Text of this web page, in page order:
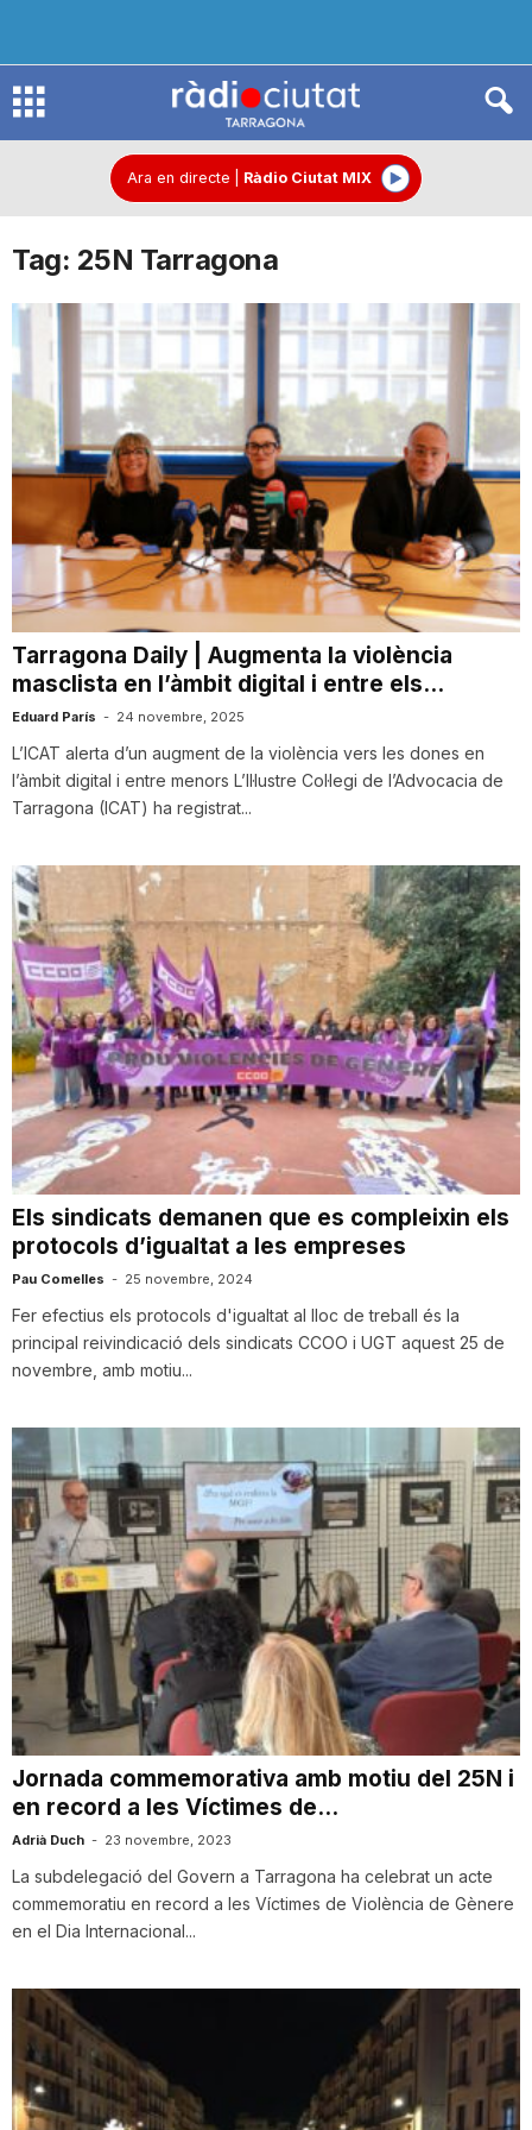
R
d
o
C
u
t
a
t
d
e
T
a
r
r
g
o
n
Ara en directe Ràdio Ciutat MIX
Tag: 25N Tarragona
Tarragona Daily | Augmenta la violència
masclista en l’àmbit digital i entre els...
Eduard París - 24 novembre, 2025
L’ICAT alerta d’un augment de la violència vers les dones en
l’àmbit digital i entre menors L’Il·lustre Col·legi de l’Advocacia de
Tarragona (ICAT) ha registrat...
Els sindicats demanen que es compleixin els
protocols d’igualtat a les empreses
Pau Comelles - 25 novembre, 2024
Fer efectius els protocols d'igualtat al lloc de treball és la
principal reivindicació dels sindicats CCOO i UGT aquest 25 de
novembre, amb motiu...
Jornada commemorativa amb motiu del 25N i
en record a les Víctimes de...
Adrià Duch - 23 novembre, 2023
La subdelegació del Govern a Tarragona ha celebrat un acte
commemoratiu en record a les Víctimes de Violència de Gènere
en el Dia Internacional...